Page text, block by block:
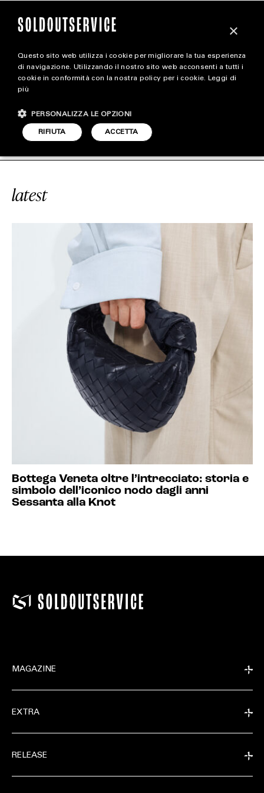
magazine
STYLE
FOOTWEAR
#KNOT SOLDOUTSERVICE
latest
Bottega Veneta oltre l’intrecciato: storia e
simbolo dell’iconico nodo dagli anni
Sessanta alla Knot
MAGAZINE
EXTRA
RELEASE
×
Questo sito web utilizza i cookie per migliorare la tua esperienza
di navigazione. Utilizzando il nostro sito web acconsenti a tutti i
cookie in conformità con la nostra policy per i cookie. Leggi di
più
ACCETTA
RIFIUTA
PERSONALIZZA LE OPZIONI